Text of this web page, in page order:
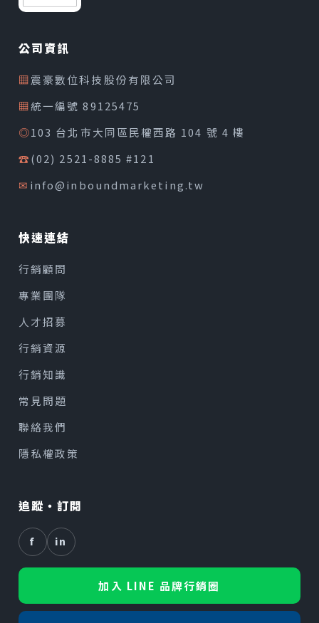
公司資訊
▦震豪數位科技股份有限公司
▦統一編號 89125475
◎103 台北市大同區民權西路 104 號 4 樓
☎(02) 2521-8885 #121
✉ info@inboundmarketing.tw
快速連結
行銷顧問
專業團隊
人才招募
行銷資源
行銷知識
常見問題
聯絡我們
隱私權政策
追蹤・訂閱
f in
加入 LINE 品牌行銷圈